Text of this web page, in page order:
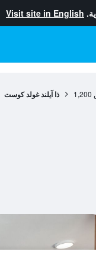
Visit site in English
1,200 ذا آيلند غولد كوست